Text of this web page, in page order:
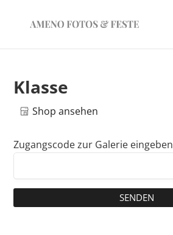
Klasse
Shop ansehen
Zugangscode zur Galerie eingeben
SENDEN